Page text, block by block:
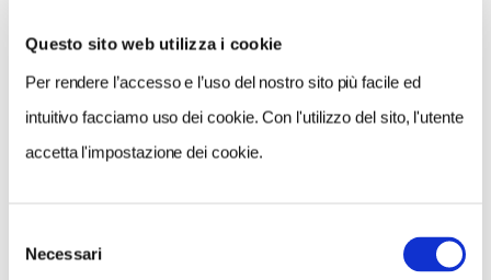
Questo sito web utilizza i cookie
Per rendere l’accesso e l’uso del nostro sito più facile ed
intuitivo facciamo uso dei cookie. Con l'utilizzo del sito, l'utente
accetta l'impostazione dei cookie.
delNecessari
Il Volontario Touring accompagnatore ha la facoltà di
variare l’itinerario.
La manifestazione non si effettua in caso di pioggia.
Il Club di Territorio “Terra di Lavoro” del Touring Club
Manifestazione organizzata per i soci e gli amici del
TCI e soggetta al regolamento della Commissione